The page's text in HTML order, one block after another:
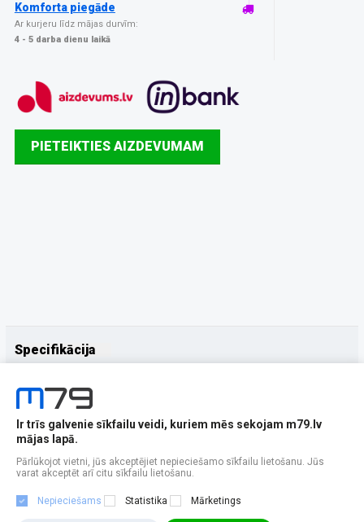
Komforta piegāde
Ar kurjeru līdz mājas durvīm:
4 - 5 darba dienu laikā
PIETEIKTIES AIZDEVUMAM
Specifikācija
Papildus
Ir trīs galvenie sīkfailu veidi, kuriem mēs sekojam m79.lv
mājas lapā.
Pārlūkojot vietni, jūs akceptējiet nepieciešamo sīkfailu lietošanu. Jūs
varat akceptēt arī citu sīkfailu lietošanu.
Nepieciešams Statistika Mārketings